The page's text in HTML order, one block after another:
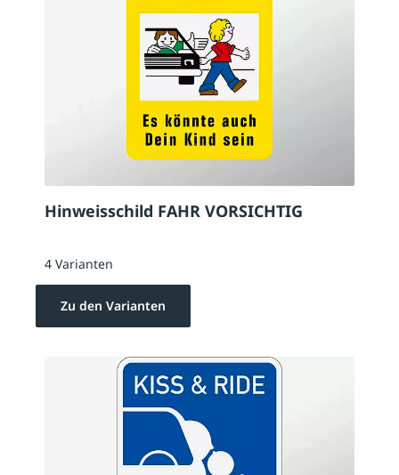
Hinweisschild FAHR VORSICHTIG
4 Varianten
Zu den Varianten